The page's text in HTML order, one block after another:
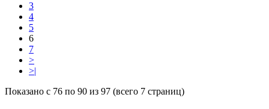
3
4
5
6
7
>
>|
Показано с 76 по 90 из 97 (всего 7 страниц)